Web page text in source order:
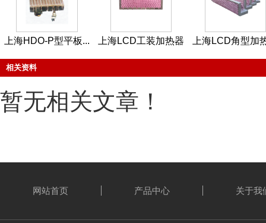
上海HDO-P型平板... 上海LCD工装加热器 上海LCD角型加
相关资料
暂无相关文章！
网站首页 产品中心 关于我